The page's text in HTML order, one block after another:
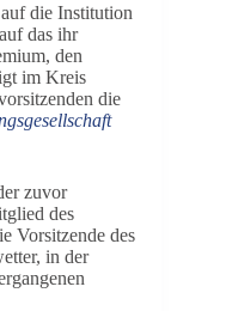
die Institution
das ihr
den
im Kreis
die
zuvor
des
Vorsitzende des
in der